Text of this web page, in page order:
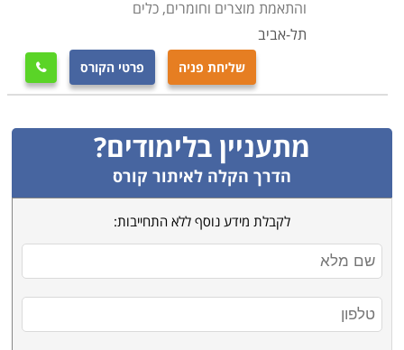
והתאמת מוצרים וחומרים, כלים
תל-אביב
שליחת פניה פרטי הקורס 
מתעניין בלימודים?
הדרך הקלה לאיתור קורס
לקבלת מידע נוסף ללא התחייבות: